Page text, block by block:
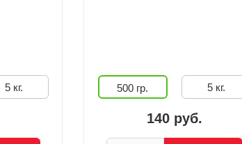
5 кг. 500 гр. 5 кг.
140 руб.